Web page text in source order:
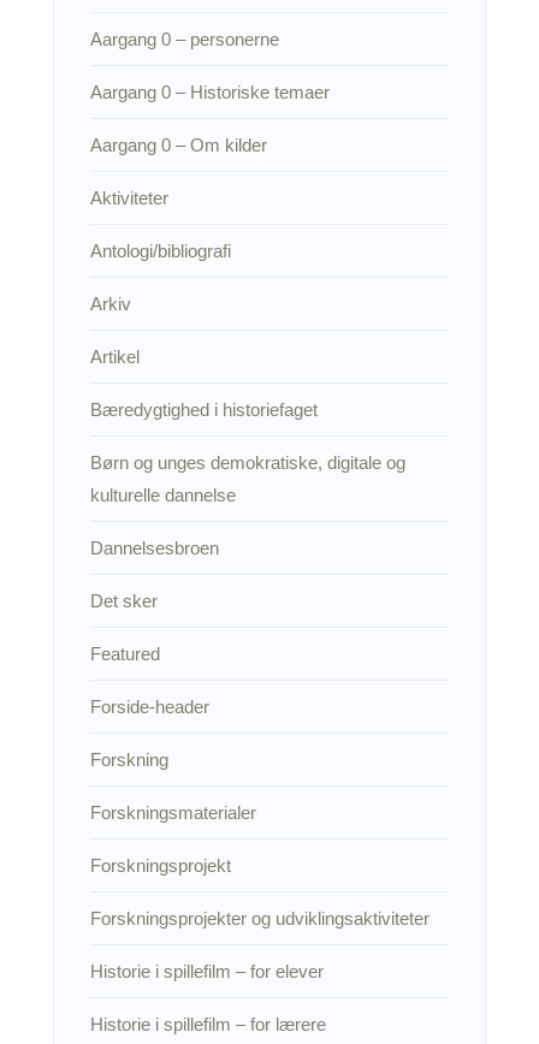
Aargang 0 – personerne
Aargang 0 – Historiske temaer
Aargang 0 – Om kilder
Aktiviteter
Antologi/bibliografi
Arkiv
Artikel
Bæredygtighed i historiefaget
Børn og unges demokratiske, digitale og
kulturelle dannelse
Dannelsesbroen
Det sker
Featured
Forside-header
Forskning
Forskningsmaterialer
Forskningsprojekt
Forskningsprojekter og udviklingsaktiviteter
Historie i spillefilm – for elever
Historie i spillefilm – for lærere